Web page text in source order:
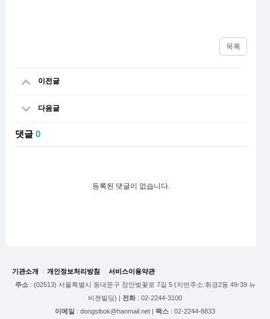
목록
이전글
다음글
댓글 0
등록된 댓글이 없습니다.
기관소개 개인정보처리방침
서비스이용약관
주소: (02513) 서울특별시 동대문구 장안벚꽃로 7길 5 (지번주소:휘경2동 49-39 뉴
비젼빌딩) | 전화: 02-2244-3100
이메일 : dongsibok@hanmail.net | 팩스 : 02-2244-8833